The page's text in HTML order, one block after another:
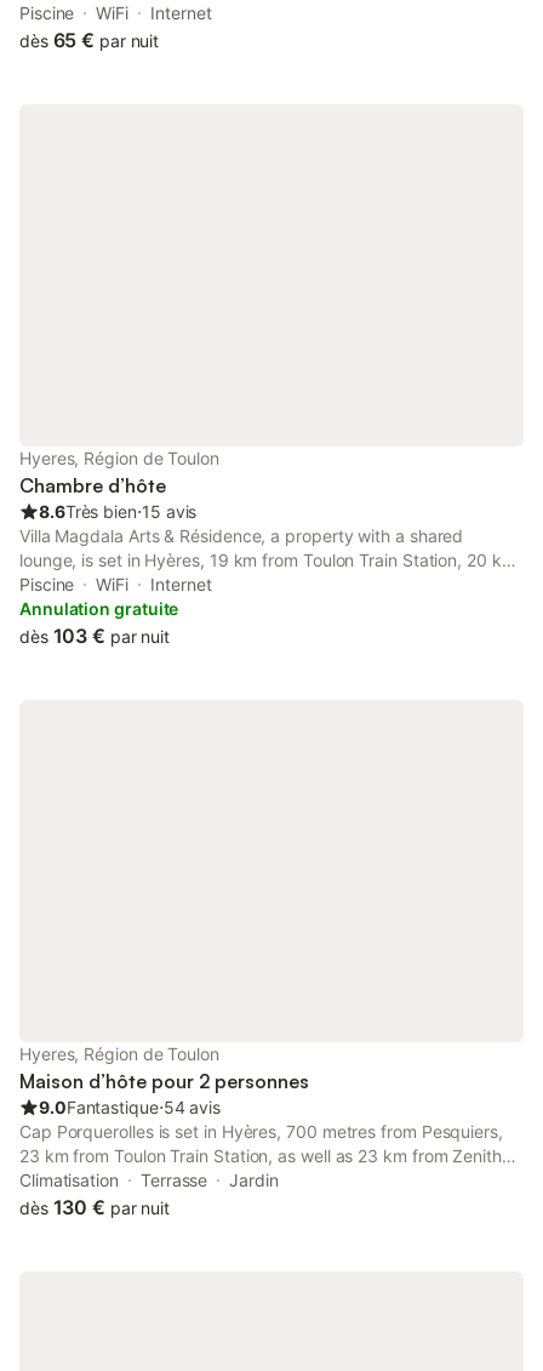
Station. This bed and breakfast offers free private parking and
a shared kitchen.
Piscine WiFi
Internet
dès 65 € par nuit
Hyeres, Région de Toulon
Chambre d’hôte
8.6Très bien⋅15 avis
Villa Magdala Arts & Résidence, a property with a shared
lounge, is set in Hyères, 19 km from Toulon Train Station, 20 km
from Zenith de Toulon, as well as 44 km from Circuit Paul
Ricard. This bed and breakfast has a plunge pool and a garden.
Piscine WiFi
Internet
Annulation gratuite
dès 103 € par nuit
Hyeres, Région de Toulon
Maison d’hôte pour 2 personnes
9.0Fantastique⋅54 avis
Cap Porquerolles is set in Hyères, 700 metres from Pesquiers,
23 km from Toulon Train Station, as well as 23 km from Zenith
de Toulon. Guests staying at this guest house have access to a
fully equipped kitchenette and a terrace.
Climatisation Terrasse
Jardin
dès 130 € par nuit